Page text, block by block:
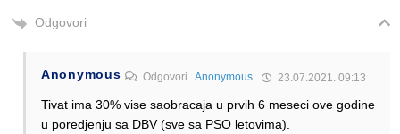
Odgovori
Anonymous OdgovoriAnonymous 23.07.2021. 09:13
Tivat ima 30% vise saobracaja u prvih 6 meseci ove godine
u poredjenju sa DBV (sve sa PSO letovima).